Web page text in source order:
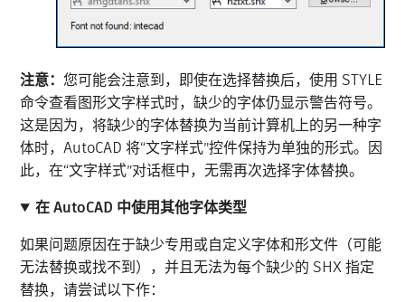
注意：您可能会注意到，即使在选择替换后，使用 STYLE
命令查看图形文字样式时，缺少的字体仍显示警告符号。
这是因为，将缺少的字体替换为当前计算机上的另一种字
体时，AutoCAD 将“文字样式”控件保持为单独的形式。因
此，在“文字样式”对话框中，无需再次选择字体替换。
在 AutoCAD 中使用其他字体类型
如果问题原因在于缺少专用或自定义字体和形文件（可能
无法替换或找不到），并且无法为每个缺少的 SHX 指定
替换，请尝试以下作：